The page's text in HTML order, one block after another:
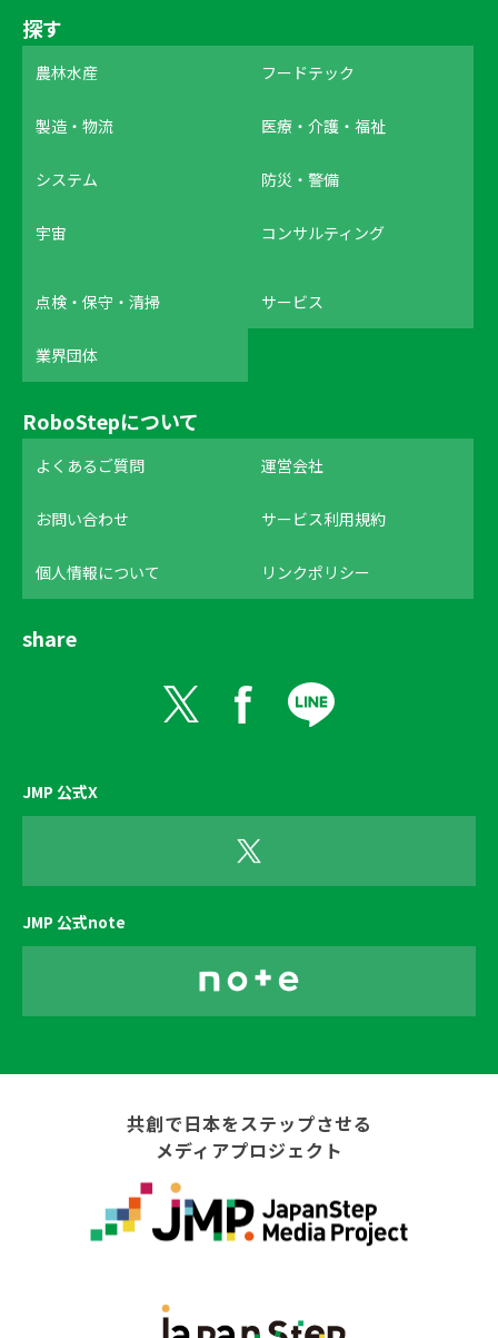
探す
農林水産 フードテック
製造・物流 医療・介護・福祉
システム 防災・警備
宇宙 コンサルティング
点検・保守・清掃 サービス
業界団体
RoboStepについて
よくあるご質問 運営会社
お問い合わせ サービス利用規約
個人情報について リンクポリシー
share
JMP 公式X
JMP 公式note
共創で日本をステップさせる
メディアプロジェクト